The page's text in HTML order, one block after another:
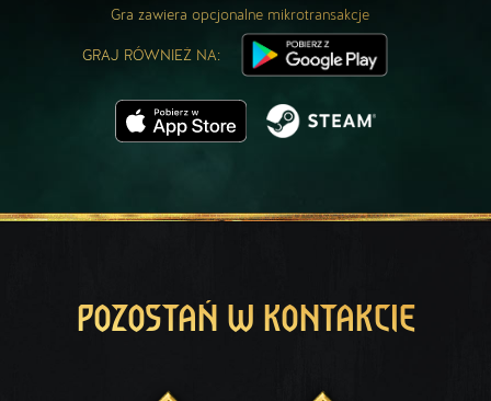
Gra zawiera opcjonalne mikrotransakcje
GRAJ RÓWNIEŻ NA:
POZOSTAŃ W KONTAKCIE